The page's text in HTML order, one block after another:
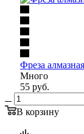
Фреза
Много
55 руб.
В корзину